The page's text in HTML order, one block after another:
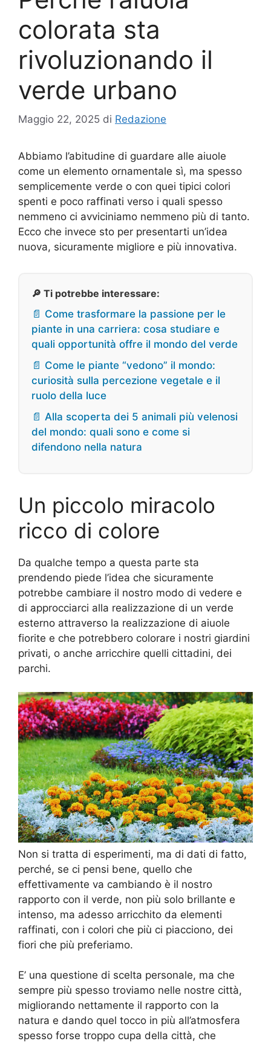
colorata sta
rivoluzionando il
verde urbano
Maggio 22, 2025 di Redazione
Abbiamo l’abitudine di guardare alle aiuole
come un elemento ornamentale sì, ma spesso
semplicemente verde o con quei tipici colori
spenti e poco raffinati verso i quali spesso
nemmeno ci avviciniamo nemmeno più di tanto.
Ecco che invece sto per presentarti un’idea
nuova, sicuramente migliore e più innovativa.
🔎 Ti potrebbe interessare:
📄 Come trasformare la passione per le
piante in una carriera: cosa studiare e
quali opportunità offre il mondo del verde
📄 Come le piante “vedono” il mondo:
curiosità sulla percezione vegetale e il
ruolo della luce
📄 Alla scoperta dei 5 animali più velenosi
del mondo: quali sono e come si
difendono nella natura
Un piccolo miracolo
ricco di colore
Da qualche tempo a questa parte sta
prendendo piede l’idea che sicuramente
potrebbe cambiare il nostro modo di vedere e
di approcciarci alla realizzazione di un verde
esterno attraverso la realizzazione di aiuole
fiorite e che potrebbero colorare i nostri giardini
privati, o anche arricchire quelli cittadini, dei
parchi.
Non si tratta di esperimenti, ma di dati di fatto,
perché, se ci pensi bene, quello che
effettivamente va cambiando è il nostro
rapporto con il verde, non più solo brillante e
intenso, ma adesso arricchito da elementi
raffinati, con i colori che più ci piacciono, dei
fiori che più preferiamo.
E’ una questione di scelta personale, ma che
sempre più spesso troviamo nelle nostre città,
migliorando nettamente il rapporto con la
natura e dando quel tocco in più all’atmosfera
spesso forse troppo cupa della città, che